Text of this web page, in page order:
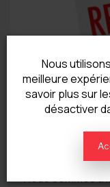
Job - offre
Nadin
Nous sommes à
Nous
meilleure
savoir plus sur
désactiver